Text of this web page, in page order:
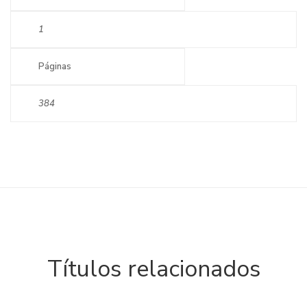
1
Páginas
384
Títulos relacionados